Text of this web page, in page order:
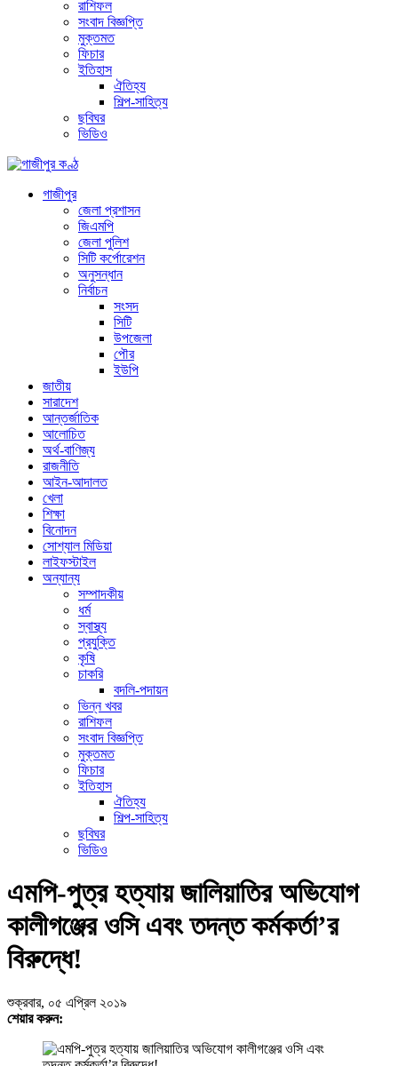
রাশিফল
সংবাদ বিজ্ঞপ্তি
মুক্তমত
ফিচার
ইতিহাস
ঐতিহ্য
শিল্প-সাহিত্য
ছবিঘর
ভিডিও
গাজীপুর
জেলা প্রশাসন
জিএমপি
জেলা পুলিশ
সিটি কর্পোরেশন
অনুসন্ধান
নির্বাচন
সংসদ
সিটি
উপজেলা
পৌর
ইউপি
জাতীয়
সারাদেশ
আন্তর্জাতিক
আলোচিত
অর্থ-বাণিজ্য
রাজনীতি
আইন-আদালত
খেলা
শিক্ষা
বিনোদন
সোশ্যাল মিডিয়া
লাইফস্টাইল
অন্যান্য
সম্পাদকীয়
ধর্ম
স্বাস্থ্য
প্রযুক্তি
কৃষি
চাকরি
বদলি-পদায়ন
ভিন্ন খবর
রাশিফল
সংবাদ বিজ্ঞপ্তি
মুক্তমত
ফিচার
ইতিহাস
ঐতিহ্য
শিল্প-সাহিত্য
ছবিঘর
ভিডিও
এমপি-পুত্র হত্যায় জালিয়াতির অভিযোগ
কালীগঞ্জের ওসি এবং তদন্ত কর্মকর্তা’র
বিরুদ্ধে!
শুক্রবার, ০৫ এপ্রিল ২০১৯
শেয়ার করুন: